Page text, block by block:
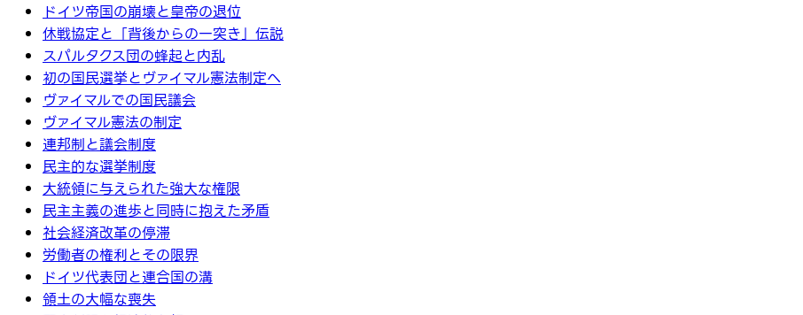
ドイツ帝国の崩壊と皇帝の退位
休戦協定と「背後からの一突き」伝説
スパルタクス団の蜂起と内乱
初の国民選挙とヴァイマル憲法制定へ
ヴァイマルでの国民議会
ヴァイマル憲法の制定
連邦制と議会制度
民主的な選挙制度
大統領に与えられた強大な権限
民主主義の進歩と同時に抱えた矛盾
社会経済改革の停滞
労働者の権利とその限界
ドイツ代表団と連合国の溝
領土の大幅な喪失